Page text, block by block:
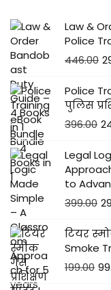
Law &
Police
446.00
Police
पुलिस
396.00
Legal
to
399.00
टियर
Smoke
199.00